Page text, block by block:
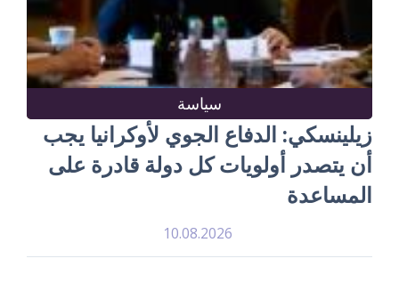
سياسة
زيلينسكي: الدفاع الجوي لأوكرانيا يجب
أن يتصدر أولويات كل دولة قادرة على
المساعدة
10.08.2026